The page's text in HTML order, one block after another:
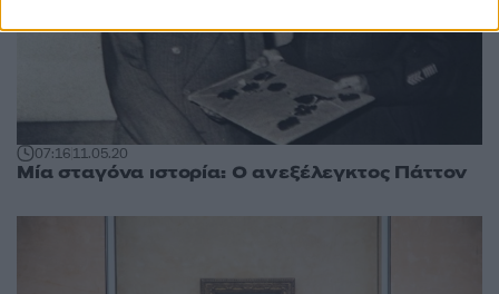
07:1611.05.20
Μία σταγόνα ιστορία: Ο ανεξέλεγκτος Πάττον